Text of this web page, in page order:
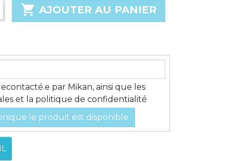
 AJOUTER AU PANIER
par Mikan, ainsi que les
et la politique de confidentialité
le produit est disponible